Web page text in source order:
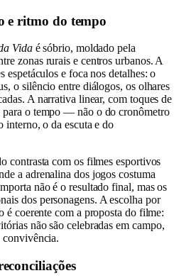
e ritmo do tempo
Vidaé sóbrio, moldado pela
zonas rurais e centros urbanos. A
espetáculos e foca nos detalhes: o
o silêncio entre diálogos, os olhares
A narrativa linear, com toques de
para o tempo — não o do cronômetro
interno, o da escuta e do
contrasta com os filmes esportivos
a adrenalina dos jogos costuma
não é o resultado final, mas os
dos personagens. A escolha por
é coerente com a proposta do filme:
não são celebradas em campo,
convivência.